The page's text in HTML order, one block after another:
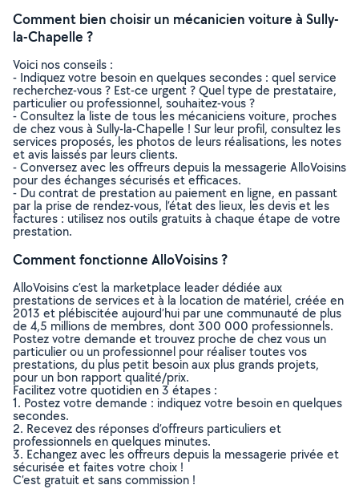
Comment bien choisir un mécanicien voiture à Sully-
la-Chapelle ?
Voici nos conseils :
- Indiquez votre besoin en quelques secondes : quel service
recherchez-vous ? Est-ce urgent ? Quel type de prestataire,
particulier ou professionnel, souhaitez-vous ?
- Consultez la liste de tous les mécaniciens voiture, proches
de chez vous à Sully-la-Chapelle ! Sur leur profil, consultez les
services proposés, les photos de leurs réalisations, les notes
et avis laissés par leurs clients.
- Conversez avec les offreurs depuis la messagerie AlloVoisins
pour des échanges sécurisés et efficaces.
- Du contrat de prestation au paiement en ligne, en passant
par la prise de rendez-vous, l’état des lieux, les devis et les
factures : utilisez nos outils gratuits à chaque étape de votre
prestation.
Comment fonctionne AlloVoisins ?
AlloVoisins c’est la marketplace leader dédiée aux
prestations de services et à la location de matériel, créée en
2013 et plébiscitée aujourd’hui par une communauté de plus
de 4,5 millions de membres, dont 300 000 professionnels.
Postez votre demande et trouvez proche de chez vous un
particulier ou un professionnel pour réaliser toutes vos
prestations, du plus petit besoin aux plus grands projets,
pour un bon rapport qualité/prix.
Facilitez votre quotidien en 3 étapes :
1. Postez votre demande : indiquez votre besoin en quelques
secondes.
2. Recevez des réponses d’offreurs particuliers et
professionnels en quelques minutes.
3. Echangez avec les offreurs depuis la messagerie privée et
sécurisée et faites votre choix !
C’est gratuit et sans commission !